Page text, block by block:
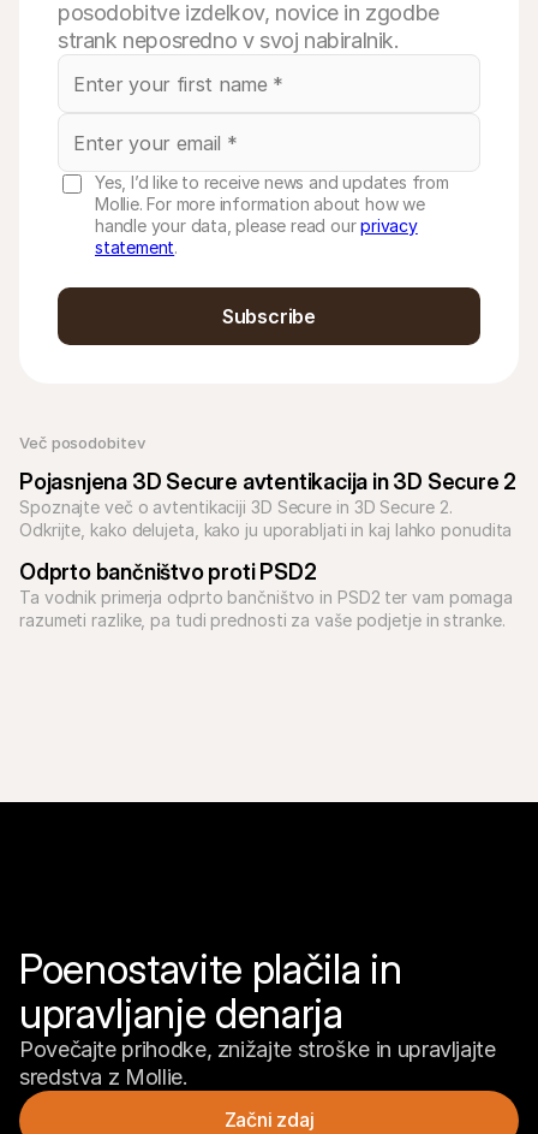
Več posodobitev
Pojasnjena 3D Secure avtentikacija in 3D Secure 2
Spoznajte več o avtentikaciji 3D Secure in 3D Secure 2.
Odkrijte, kako delujeta, kako ju uporabljati in kaj lahko ponudita
Odprto bančništvo proti PSD2
Ta vodnik primerja odprto bančništvo in PSD2 ter vam pomaga
razumeti razlike, pa tudi prednosti za vaše podjetje in stranke.
posodobitve izdelkov, novice in zgodbe
strank neposredno v svoj nabiralnik.
Yes, I’d like to receive news and updates from
Mollie. For more information about how we
handle your data, please read ourprivacy
statement.
Subscribe
Poenostavite plačila in
upravljanje denarja
Povečajte prihodke, znižajte stroške in upravljajte
sredstva z Mollie.
Začni zdaj